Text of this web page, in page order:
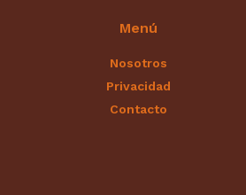
Menú
Nosotros
Privacidad
Contacto